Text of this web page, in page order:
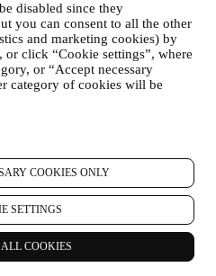
disabled since they
you can consent to all the other
and marketing cookies) by
click “Cookie settings”, where
or “Accept necessary
category of cookies will be
COOKIES ONLY
SETTINGS
COOKIES
los siguientes fines:
LEGALES Es
algunos datos sobre usted
legales y otras
instrucciones recibidas de las
LE CREUSET
de ventajas dedicadas a los
mejor de nuestros
más rápido, guardar múltiples
realizar un seguimiento de
de procesamiento es necesaria
estos servicios como titular de